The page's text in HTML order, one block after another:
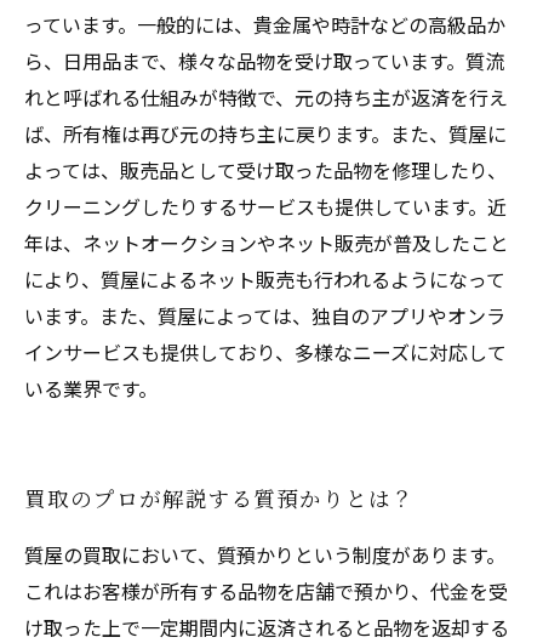
っています。一般的には、貴金属や時計などの高級品か
ら、日用品まで、様々な品物を受け取っています。質流
れと呼ばれる仕組みが特徴で、元の持ち主が返済を行え
ば、所有権は再び元の持ち主に戻ります。また、質屋に
よっては、販売品として受け取った品物を修理したり、
クリーニングしたりするサービスも提供しています。近
年は、ネットオークションやネット販売が普及したこと
により、質屋によるネット販売も行われるようになって
います。また、質屋によっては、独自のアプリやオンラ
インサービスも提供しており、多様なニーズに対応して
いる業界です。
買取のプロが解説する質預かりとは？
質屋の買取において、質預かりという制度があります。
これはお客様が所有する品物を店舗で預かり、代金を受
け取った上で一定期間内に返済されると品物を返却する